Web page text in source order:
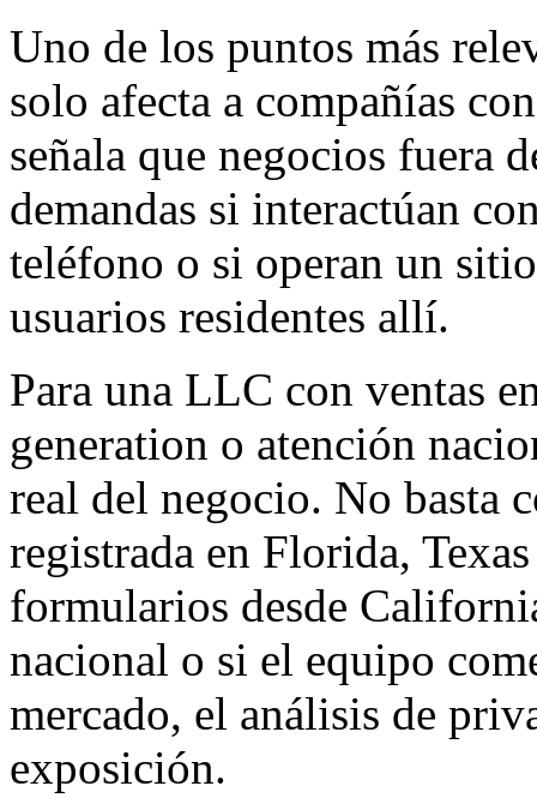
Uno de los puntos más
solo afecta a compañías
señala que negocios fuera
demandas si interactúan
teléfono o si operan un
usuarios residentes allí.
Para una LLC con ventas
generation o atención
real del negocio. No basta
registrada en Florida,
formularios desde
nacional o si el equipo
mercado, el análisis de
exposición.